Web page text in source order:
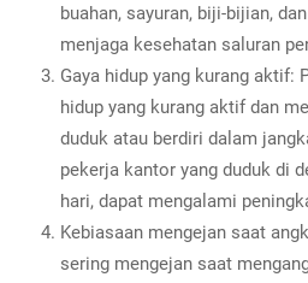
buahan, sayuran, biji-bijian,
menjaga kesehatan saluran
Gaya hidup yang kurang aktif:
hidup yang kurang aktif dan
duduk atau berdiri dalam
pekerja kantor yang duduk di
hari, dapat mengalami
Kebiasaan mengejan saat
sering mengejan saat